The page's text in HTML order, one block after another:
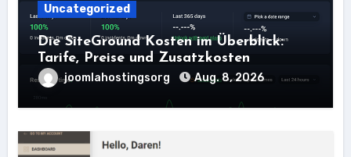
Uncategorized
Die SiteGround Kosten im Überblick:
Tarife, Preise und Zusatzkosten
joomlahostingsorg Aug. 8, 2026